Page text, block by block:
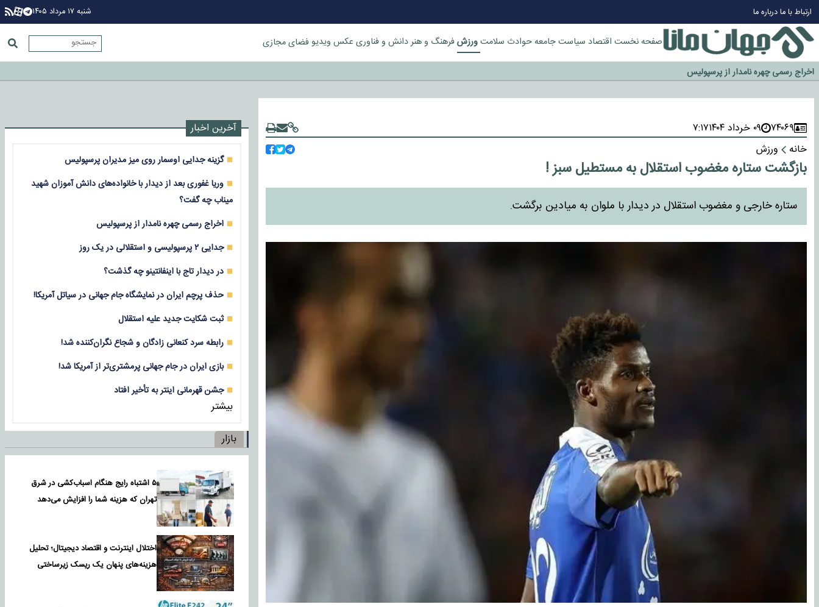
ارتباط با مادرباره ما شنبه ۱۷ مرداد ۱۴۰۵
صفحه نخست اقتصاد سیاستجامعهحوادث سلامتورزشفرهنگ و هنردانش و فناوری عکس ویدیوفضای مجازی
چرا طلا دوباره افزایشی شد؟
گزینه جدایی اوسمار روی میز مدیران پرسپولیس
آیا رئیس جمهور آمریکا قانون را دور می‌زند؟
اخراج رسمی چهره نامدار از پرسپولیس
سازمان اطلاعات سپاه: پروژه دولت ترامپ برای مهار چین، روسیه و اروپا شکست خورد
۷۴۰۶۹ ۰۹ خرداد ۱۴۰۴
۷:۱۷
خانه
ورزش
بازگشت ستاره مغضوب استقلال به مستطیل سبز !
ستاره خارجی و مغضوب استقلال در دیدار با ملوان به میادین برگشت.
آخرین اخبار
گزینه جدایی اوسمار روی میز مدیران پرسپولیس
وریا غفوری بعد از دیدار با خانواده‌های دانش آموزان شهید
میناب چه گفت؟
اخراج رسمی چهره نامدار از پرسپولیس
جدایی ۲ پرسپولیسی و استقلالی در یک روز
در دیدار تاج با اینفانتینو چه گذشت؟
حذف پرچم ایران در نمایشگاه جام جهانی در سیاتل آمریکا!
ثبت شکایت جدید علیه استقلال
رابطه سرد کنعانی زادگان و شجاع نگران‌کننده شد!
بازی‌ ایران در جام جهانی پرمشتری‌تر از آمریکا شد!
جشن قهرمانی اینتر به تأخیر افتاد
بیشتر
بازار
۵ اشتباه رایج هنگام اسباب‌کشی در شرق
تهران که هزینه شما را افزایش می‌دهد
اختلال اینترنت و اقتصاد دیجیتال؛ تحلیل
هزینه‌های پنهان یک ریسک زیرساختی